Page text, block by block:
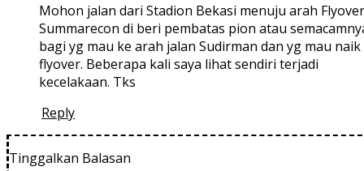
Mohon jalan dari Stadion Bekasi menuju arah Flyover
Summarecon di beri pembatas pion atau
bagi yg mau ke arah jalan Sudirman dan yg mau naik
flyover. Beberapa kali saya lihat sendiri terjadi
kecelakaan. Tks
Reply
Tinggalkan Balasan